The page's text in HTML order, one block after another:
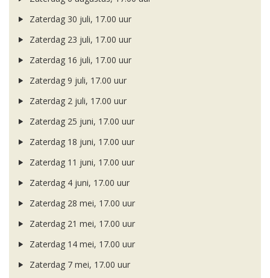
Zaterdag 30 juli, 17.00 uur
Zaterdag 23 juli, 17.00 uur
Zaterdag 16 juli, 17.00 uur
Zaterdag 9 juli, 17.00 uur
Zaterdag 2 juli, 17.00 uur
Zaterdag 25 juni, 17.00 uur
Zaterdag 18 juni, 17.00 uur
Zaterdag 11 juni, 17.00 uur
Zaterdag 4 juni, 17.00 uur
Zaterdag 28 mei, 17.00 uur
Zaterdag 21 mei, 17.00 uur
Zaterdag 14 mei, 17.00 uur
Zaterdag 7 mei, 17.00 uur